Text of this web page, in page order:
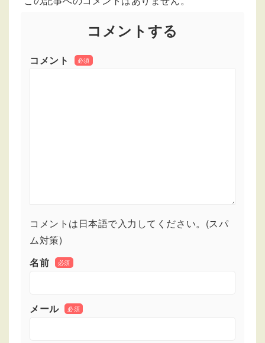
コメントする
コメント 必須
コメントは日本語で入力してください。(スパ
ム対策)
名前
必須
メール 必須